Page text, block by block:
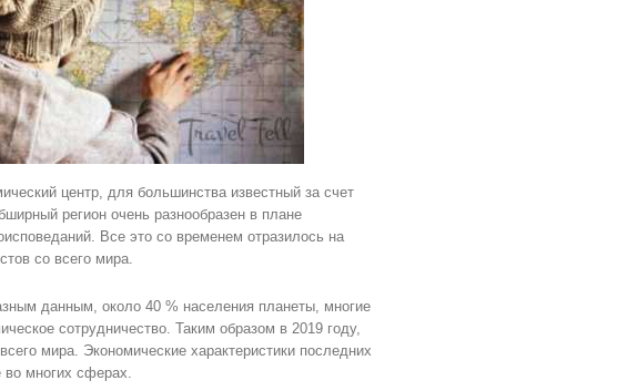
центр, для большинства известный за счет
регион очень разнообразен в плане
Все это со временем отразилось на
со всего мира.
данным, около 40 % населения планеты, многие
сотрудничество. Таким образом в 2019 году,
мира. Экономические характеристики последних
во многих сферах.